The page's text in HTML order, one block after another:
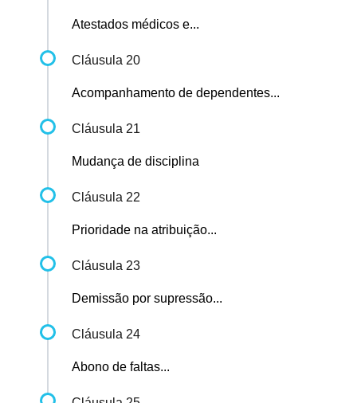
Atestados médicos e...
Cláusula 20
Acompanhamento de dependentes...
Cláusula 21
Mudança de disciplina
Cláusula 22
Prioridade na atribuição...
Cláusula 23
Demissão por supressão...
Cláusula 24
Abono de faltas...